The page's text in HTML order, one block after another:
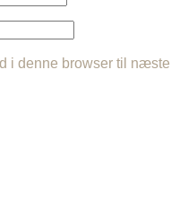
i denne browser til næste